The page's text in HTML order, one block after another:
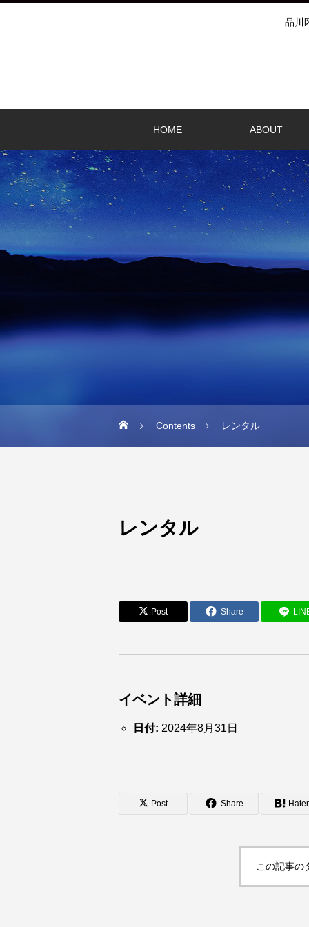
品川
HOME ABOUT
Contents レンタル
レンタル
Post Share
イベント詳細
日付: 2024年8月31日
Post Share
この記事の